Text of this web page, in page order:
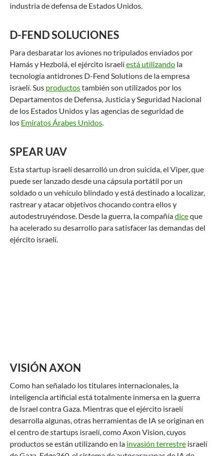
industria de defensa de Estados Unidos.
D-FEND SOLUCIONES
Para desbaratar los aviones no tripulados enviados por
Hamás y Hezbolá, el ejército israelíestá utilizando la
tecnología antidrones D-Fend Solutions de la empresa
israelí. Sus productostambién son utilizados por los
Departamentos de Defensa, Justicia y Seguridad Nacional
de los Estados Unidos y las agencias de seguridad de
los Emiratos Árabes Unidos
SPEAR UAV
Esta startup israelí desarrolló un dron suicida, el Viper, que
puede ser lanzado desde una cápsula portátil por un
soldado o un vehículo blindado y está destinado a localizar,
rastrear y atacar objetivos chocando contra ellos y
autodestruyéndose. Desde la guerra, la compañíadiceque
ha acelerado su desarrollo para satisfacer las demandas del
ejército israelí.
VISIÓN AXON
Como han señalado los titulares internacionales, la
inteligencia artificial está totalmente inmersa en la guerra
de Israel contra Gaza. Mientras que el ejército israelí
desarrolla algunas, otras herramientas de IA se originan en
el centro de startups israelí, como Axon Vision, cuyos
productos se están utilizando en la invasión terrestre israelí